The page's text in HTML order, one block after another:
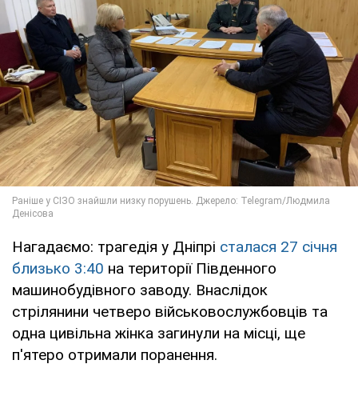
Нагадаємо: трагедія у Дніпрі сталася 27 січня
близько 3:40 на території Південного
машинобудівного заводу. Внаслідок
стрілянини четверо військовослужбовців та
одна цивільна жінка загинули на місці, ще
п'ятеро отримали поранення.